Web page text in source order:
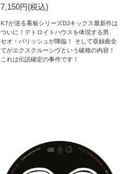
7,150円(税込)
K7が送る看板シリーズDJキックス最新作は
ついに！デトロイトハウスを体現する男、
セオ・パリッシュが降臨！ そして収録曲全
てがエクスクルーシヴという破格の内容！
これは伝説確定の事件です！